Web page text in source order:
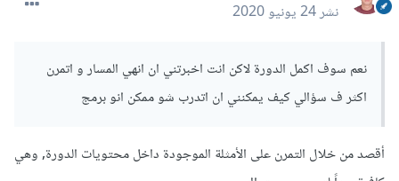
نشر24 يونيو 2020
نعم سوف اكمل الدورة لاكن انت اخبرتني ان انهي المسار و اتمرن
اكثر ف سؤالي كيف يمكنني ان اتدرب شو ممكن انو برمج
أقصد من خلال التمرن على الأمثلة الموجودة داخل محتويات الدورة, وهي